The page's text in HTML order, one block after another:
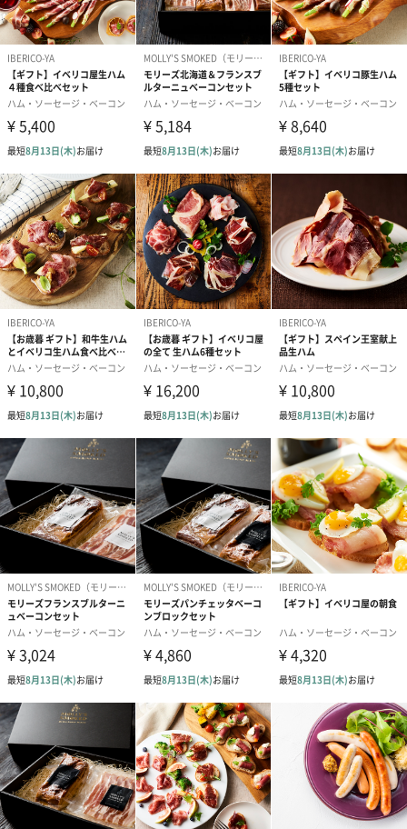
商品本体サイ
ズ（幅・高
さ）
17mm・12mm
お届けからの
賞味期限
ベーコン：冷凍(-18℃以下)保存で１ヶ月。冷蔵(10℃
以下)保存で10日間
ロースハム：冷蔵(10℃以下)保存で10日間
製造国
日本（長崎県）
保存方法
冷蔵（10℃以下）保存
開封後はお早めにお召し上がりください
商品オプション情報
紙袋
あり（110円）
包装紙
あり（0円）